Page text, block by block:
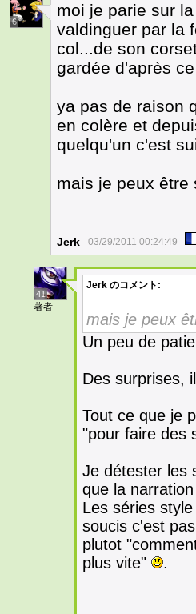
6
moi je parie sur
valdinguer par la
col...de son
gardée d'après
ya pas de raison
en colère et
quelqu'un c'est
mais je peux être
Jerk 03/29/2011 00:24:49
41
著者
Jerk のコメント:
mais je peux
Un peu de
Des surprises,
Tout ce que je
"pour faire des
Je détester les
que la
Les séries
soucis c'est
plutot
plus vite"
.